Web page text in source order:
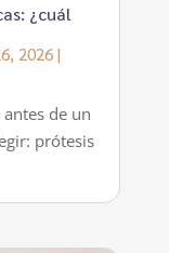
¿cuál
2026|
de un
prótesis